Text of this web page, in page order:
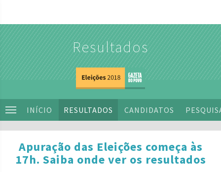
Resultados
INÍCIO RESULTADOS CANDIDATOS
Apuração das Eleições começa às
17h. Saiba onde ver os resultados